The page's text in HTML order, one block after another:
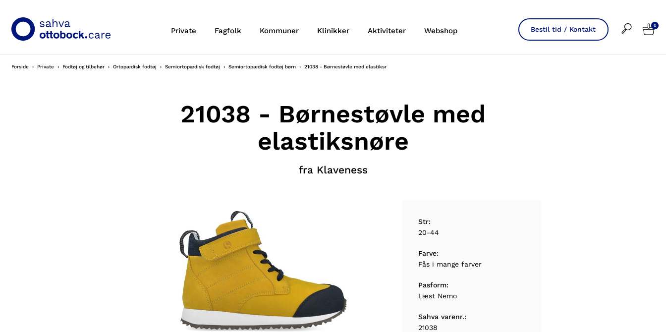
Private Fagfolk Kommuner Klinikker Aktiviteter Webshop Bestil tid / Kontakt 0
Forside Private Fodtøj og tilbehør Ortopædisk fodtøj Semiortopædisk fodtøj Semiortopædisk fodtøj børn 21038 - Børnestøvle med elastiksnøre
21038 - Børnestøvle med
elastiksnøre
fra Klaveness
Str:
20-44
Farve:
Fås i mange farver
Pasform:
Læst Nemo
Sahva varenr.:
21038